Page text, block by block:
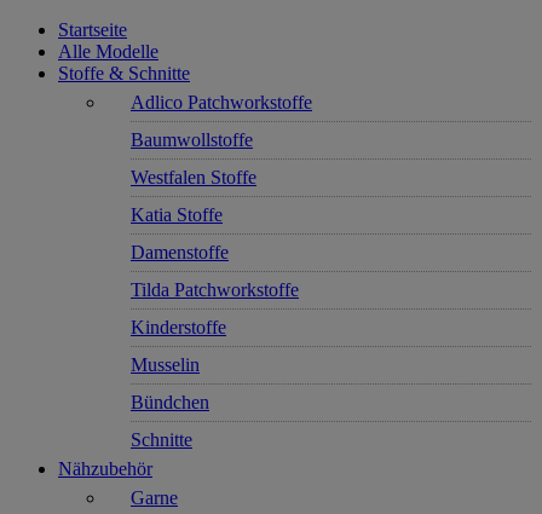
Startseite
Alle Modelle
Stoffe & Schnitte
Adlico Patchworkstoffe
Baumwollstoffe
Westfalen Stoffe
Katia Stoffe
Damenstoffe
Tilda Patchworkstoffe
Kinderstoffe
Musselin
Bündchen
Schnitte
Nähzubehör
Garne